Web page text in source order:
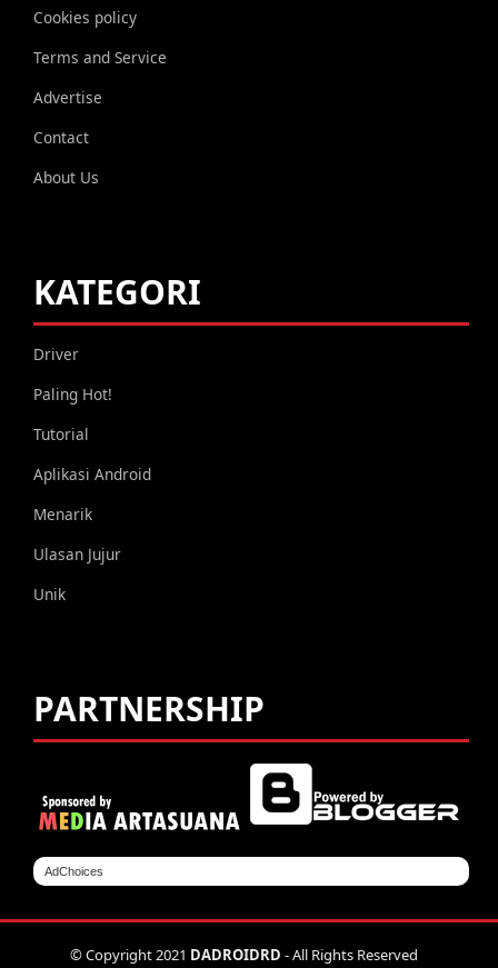
Cookies policy
Terms and Service
Advertise
Contact
About Us
KATEGORI
Driver
Paling Hot!
Tutorial
Aplikasi Android
Menarik
Ulasan Jujur
Unik
PARTNERSHIP
AdChoices
© Copyright 2021 DADROIDRD - All Rights Reserved